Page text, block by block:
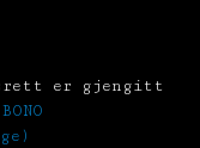
er gjengitt
BONO